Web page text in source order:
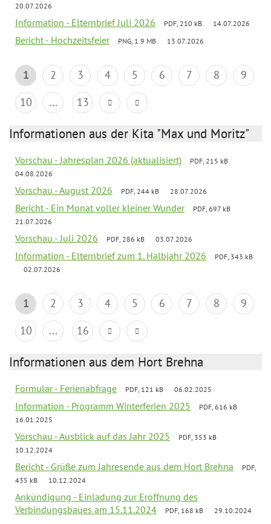
20.07.2026
Information - Elternbrief Juli 2026 PDF, 210 kB 14.07.2026
Bericht - Hochzeitsfeier PNG, 1.9 MB 13.07.2026
1 2 3 4 5 6 7 8
9
10
... 13
Informationen aus der Kita "Max und Moritz"
Vorschau - Jahresplan 2026 (aktualisiert)
PDF, 215 kB
04.08.2026
Vorschau - August 2026 PDF, 244 kB 28.07.2026
Bericht - Ein Monat voller kleiner Wunder
PDF, 697 kB
21.07.2026
Vorschau - Juli 2026 PDF, 286 kB 03.07.2026
Information - Elternbrief zum 1. Halbjahr 2026
PDF, 343 kB
02.07.2026
1 2 3 4 5 6 7 8
9
10
... 16
Informationen aus dem Hort Brehna
Formular - Ferienabfrage PDF, 121 kB 06.02.2025
Information - Programm Winterferien 2025
PDF, 616 kB
16.01.2025
Vorschau - Ausblick auf das Jahr 2025
PDF, 353 kB
10.12.2024
Bericht - Grüße zum Jahresende aus dem Hort Brehna
PDF,
435 kB
10.12.2024
Ankündigung - Einladung zur Eröffnung des
Verbindungsbaues am 15.11.2024
PDF, 168 kB 29.10.2024